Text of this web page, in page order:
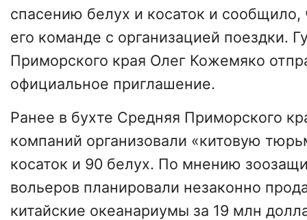
спасению белух и косаток и сообщило,
его команде с организацией поездки.
Приморского края Олег Кожемяко
официальное приглашение.
Ранее в бухте Средняя Приморского
компаний организовали «китовую
косаток и 90 белух. По мнению
вольеров планировали незаконно
китайские океанариумы за 19 млн